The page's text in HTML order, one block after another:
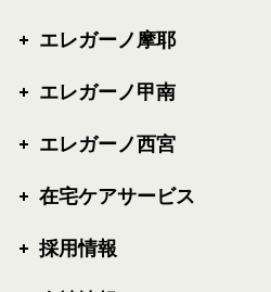
エレガーノ摩耶
エレガーノ甲南
エレガーノ西宮
在宅ケアサービス
採用情報